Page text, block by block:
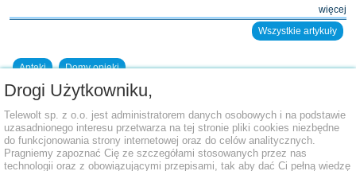
więcej
Wszystkie artykuły
Apteki Domy opieki
Dodaj placówkę do bazy
Drogi Użytkowniku,
Telewolt sp. z o.o. jest administratorem danych osobowych i na podstawie
uzasadnionego interesu przetwarza na tej stronie pliki cookies niezbędne
do funkcjonowania strony internetowej oraz do celów analitycznych.
Pragniemy zapoznać Cię ze szczegółami stosowanych przez nas
technologii oraz z obowiązującymi przepisami, tak aby dać Ci pełną wiedzę